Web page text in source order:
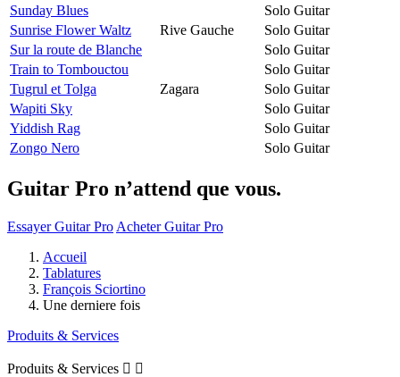
Sunday Blues
Solo Guitar
Sunrise Flower Waltz
Rive Gauche
Solo Guitar
Sur la route de Blanche
Solo Guitar
Train to Tombouctou
Solo Guitar
Tugrul et Tolga
Zagara
Solo Guitar
Wapiti Sky
Solo Guitar
Yiddish Rag
Solo Guitar
Zongo Nero
Solo Guitar
Guitar Pro n’attend que vous.
Essayer Guitar Pro Acheter Guitar Pro
Accueil
Tablatures
François Sciortino
Une derniere fois
Produits & Services
Produits & Services  